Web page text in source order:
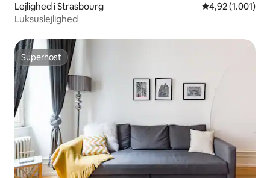
Lejlighed i Strasbourg 4,92 ud af 5 i
4,92 (1.001)
Luksuslejlighed
Superhost
Superhost